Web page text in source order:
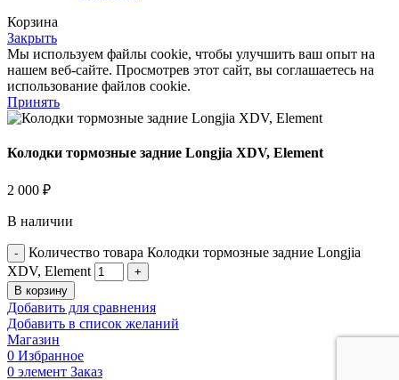
Корзина
Закрыть
Мы используем файлы cookie, чтобы улучшить ваш опыт на
нашем веб-сайте. Просмотрев этот сайт, вы соглашаетесь на
использование файлов cookie.
Принять
Колодки тормозные задние Longjia XDV, Element
2 000 ₽
В наличии
Количество товара Колодки тормозные задние Longjia
XDV, Element
В корзину
Добавить для сравнения
Добавить в список желаний
Магазин
0 Избранное
0 элемент Заказ